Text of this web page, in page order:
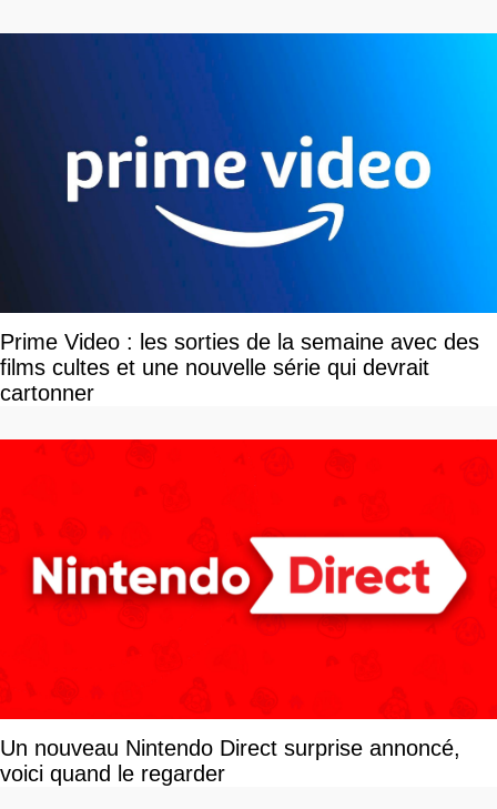
Prime Video : les sorties de la semaine avec des
films cultes et une nouvelle série qui devrait
cartonner
Un nouveau Nintendo Direct surprise annoncé,
voici quand le regarder